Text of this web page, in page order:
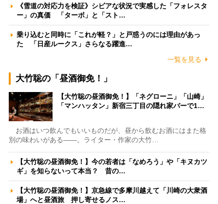
《雪道の対応力を検証》シビアな状況で実感した「フォレスタ
ー」の真価 「ターボ」と「スト…
乗り込むと同時に「これが軽？」と戸惑うのには理由があっ
た 「日産ルークス」さらなる躍進…
一覧を見る
大竹聡の「昼酒御免！」
【大竹聡の昼酒御免！】「ネグローニ」「山崎」
「マンハッタン」新宿三丁目の隠れ家バーで1…
お酒はいつ飲んでもいいものだが、昼から飲むお酒にはまた格
別の味わいがある――。ライター・作家の大竹…
【大竹聡の昼酒御免！】今の若者は「なめろう」や「キヌカツ
ギ」を知らないって本当？ 昔の…
【大竹聡の昼酒御免！】京急線で多摩川越えて「川崎の大衆酒
場」へと昼酒旅 押し寄せるノス…